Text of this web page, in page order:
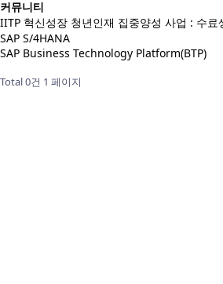
커뮤니티
IITP 혁신성장 청년인재 집중양성 사업 : 수료
SAP S/4HANA
SAP Business Technology Platform(BTP)
Total 0건 1 페이지